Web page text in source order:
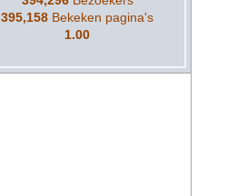
395,158 Bekeken pagina's
1.00